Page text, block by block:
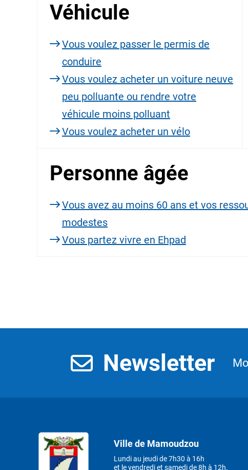
Véhicule
Vous voulez passer le permis de
conduire
Vous voulez acheter un voiture neuve
peu polluante ou rendre votre
véhicule moins polluant
Vous voulez acheter un vélo
Personne âgée
Vous avez au moins 60 ans et vos
modestes
Vous partez vivre en Ehpad
Newsletter
Ville de Mamoudzou
Lundi au jeudi de 7h30 à 16h
et le vendredi et samedi de 8h à 12h.